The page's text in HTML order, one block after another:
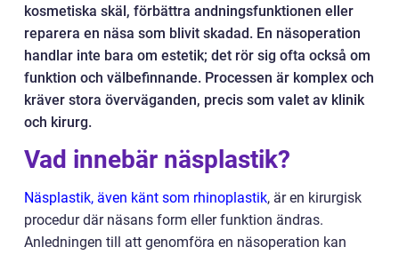
kosmetiska skäl, förbättra andningsfunktionen eller
reparera en näsa som blivit skadad. En näsoperation
handlar inte bara om estetik; det rör sig ofta också om
funktion och välbefinnande. Processen är komplex och
kräver stora överväganden, precis som valet av klinik
och kirurg.
Vad innebär näsplastik?
Näsplastik, även känt som rhinoplastik, är en kirurgisk
procedur där näsans form eller funktion ändras.
Anledningen till att genomföra en näsoperation kan